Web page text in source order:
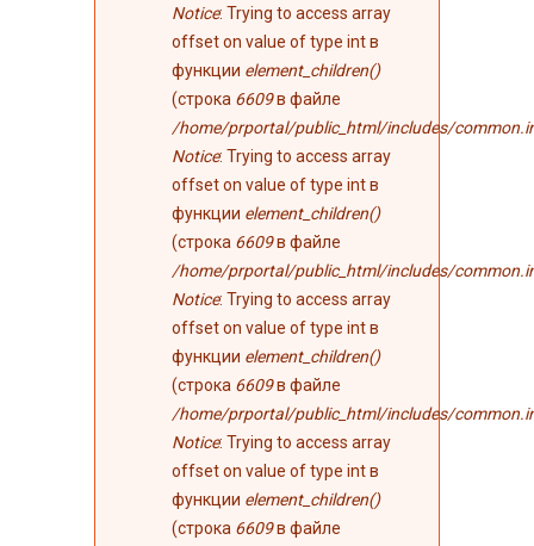
Notice: Trying to access array
offset on value of type int в
функции element_children()
(строка 6609в файле
/home/prportal/public_html/includes/
Notice: Trying to access array
offset on value of type int в
функции element_children()
(строка 6609в файле
/home/prportal/public_html/includes/
Notice: Trying to access array
offset on value of type int в
функции element_children()
(строка 6609в файле
/home/prportal/public_html/includes/
Notice: Trying to access array
offset on value of type int в
функции element_children()
(строка 6609в файле